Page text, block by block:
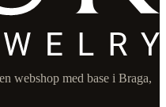
webshop med base i Braga,